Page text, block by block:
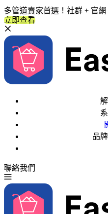
多管道賣家首選！社群 + 官
立即查看
品
聯絡我們